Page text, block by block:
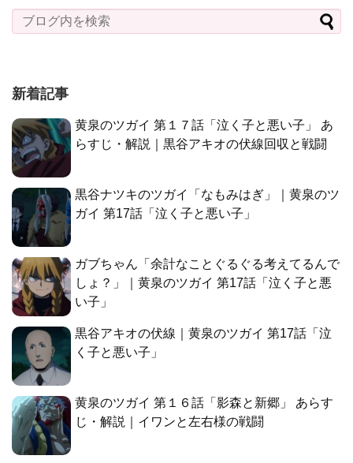
新着記事
黄泉のツガイ 第１７話「泣く子と悪い子」 あ
らすじ・解説｜黒谷アキオの伏線回収と戦闘
黒谷ナツキのツガイ「なもみはぎ」｜黄泉のツ
ガイ 第17話「泣く子と悪い子」
ガブちゃん「余計なことぐるぐる考えてるんで
しょ？」｜黄泉のツガイ 第17話「泣く子と悪
い子」
黒谷アキオの伏線｜黄泉のツガイ 第17話「泣
く子と悪い子」
黄泉のツガイ 第１６話「影森と新郷」 あらす
じ・解説｜イワンと左右様の戦闘